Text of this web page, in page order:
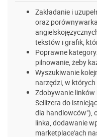
Zakładanie i
oraz
tekstów i grafik,
Poprawne
pilnowanie, żeby
Wyszukiwanie
narzędzi, w
Zdobywanie
Sellizera do
dla handlowców"),
linka, dodawanie
marketplace'ach